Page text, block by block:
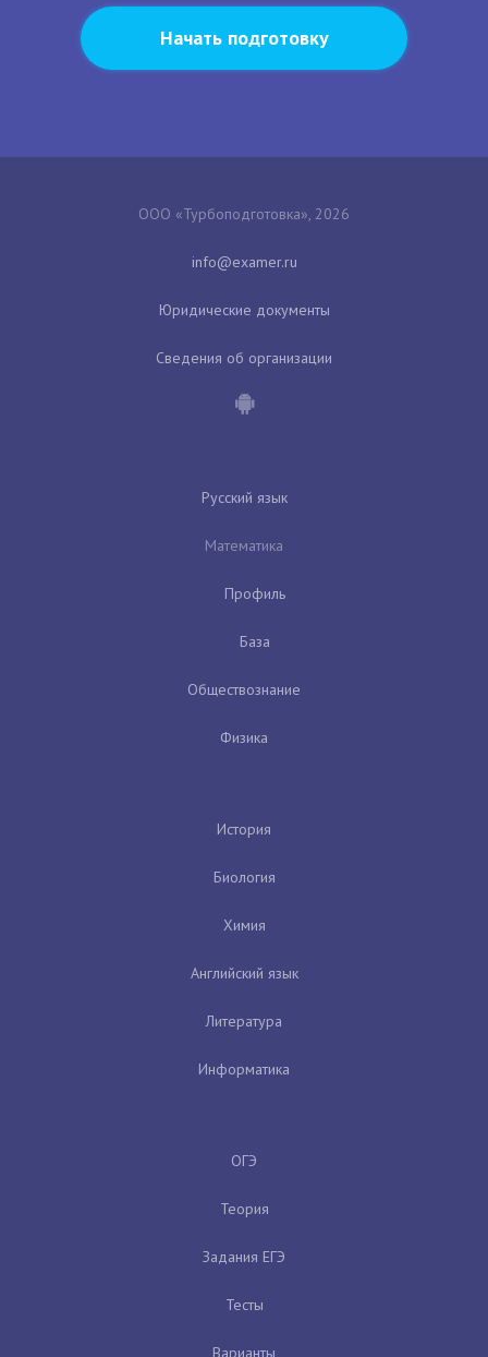
Начать подготовку
ООО «Турбоподготовка», 2026
Юридические документы
Сведения об организации
Русский язык
Математика
Профиль
База
Обществознание
Физика
История
Биология
Химия
Английский язык
Литература
Информатика
ОГЭ
Теория
Задания ЕГЭ
Тесты
Варианты